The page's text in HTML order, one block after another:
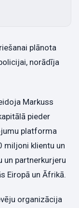
plānota
norādīja
Markuss
pieder
platforma
miljoni klientu un
un partnerkurjeru
Eiropā un Āfrikā.
organizācija